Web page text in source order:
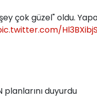
çok güzel" oldu.
planlarını duyurdu